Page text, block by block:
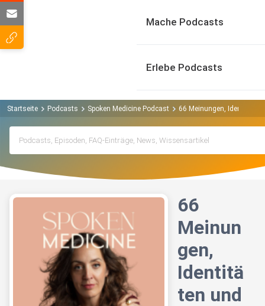
Mache Podcasts
Erlebe Podcasts
Startseite Podcasts Spoken Medicine Podcast 66 Meinungen,
66
Meinun
gen,
Identitä
ten und